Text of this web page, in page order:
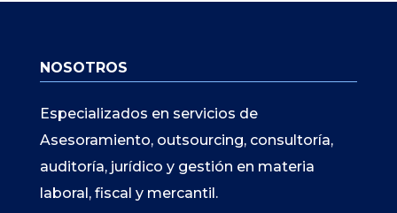
NOSOTROS
Especializados en servicios de
Asesoramiento, outsourcing, consultoría,
auditoría, jurídico y gestión en materia
laboral, fiscal y mercantil.